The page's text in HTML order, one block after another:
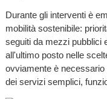
Durante gli interventi è
mobilità sostenibile:
seguiti da mezzi pubblici
all'ultimo posto nelle
ovviamente è necessario
dei servizi semplici,